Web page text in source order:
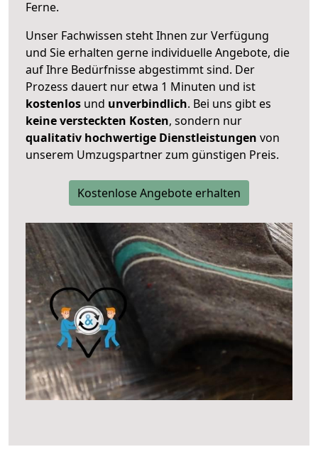
Ferne.
Unser Fachwissen steht Ihnen zur Verfügung
und Sie erhalten gerne individuelle Angebote, die
auf Ihre Bedürfnisse abgestimmt sind. Der
Prozess dauert nur etwa 1 Minuten und ist
kostenlos und unverbindlich. Bei uns gibt es
keine versteckten Kosten, sondern nur
qualitativ hochwertige Dienstleistungen von
unserem Umzugspartner zum günstigen Preis.
Kostenlose Angebote erhalten